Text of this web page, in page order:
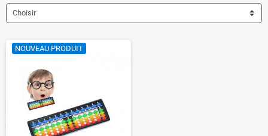
Choisir
NOUVEAU PRODUIT